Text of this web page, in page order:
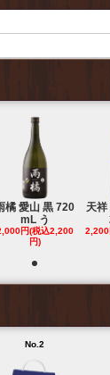
橘 愛山 黒 720
mL う
円(税込2,200
円)
天祥
2,200
No.2